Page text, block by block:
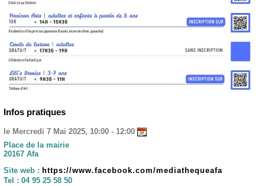
Infos pratiques
le Mercredi 7 Mai 2025, 10:00 - 12:00
Place de la mairie
20167 Afa
Site web : https://www.facebook.com/mediathequeafa
Tel : 04 95 25 58 50